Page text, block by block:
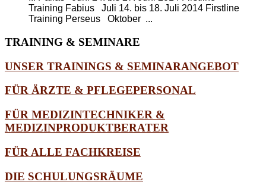
Training Fabius Juli 14. bis 18. Juli 2014 Firstline
Training Perseus Oktober ...
TRAINING & SEMINARE
UNSER TRAININGS & SEMINARANGEBOT
FÜR ÄRZTE & PFLEGEPERSONAL
FÜR MEDIZINTECHNIKER &
MEDIZINPRODUKTBERATER
FÜR ALLE FACHKREISE
DIE SCHULUNGSRÄUME